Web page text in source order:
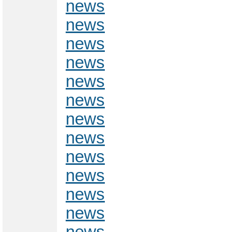
news
news
news
news
news
news
news
news
news
news
news
news